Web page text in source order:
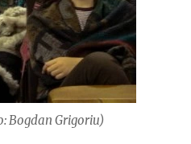
Bogdan Grigoriu)